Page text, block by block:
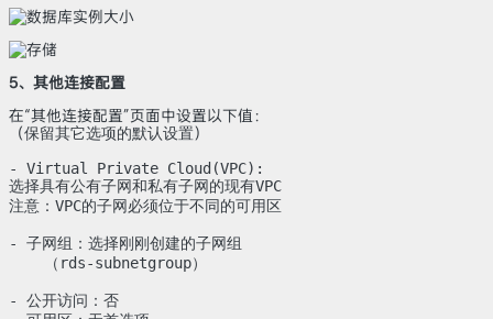
5、其他连接配置
在“其他连接配置”页面中设置以下值：
（保留其它选项的默认设置）
- Virtual Private Cloud(VPC):
选择具有公有子网和私有子网的现有VPC
注意：VPC的子网必须位于不同的可用区
- 子网组：选择刚刚创建的子网组
    （rds-subnetgroup）
- 公开访问：否